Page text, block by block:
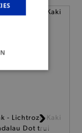
- Lichtroze-Kaki
Dot trui